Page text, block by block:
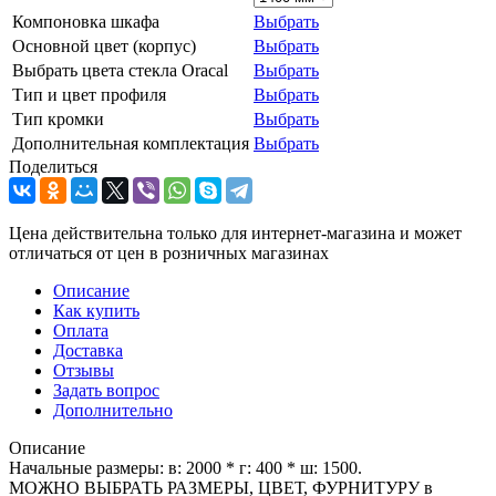
Компоновка шкафа
Выбрать
Основной цвет (корпус)
Выбрать
Выбрать цвета стекла Oracal
Выбрать
Тип и цвет профиля
Выбрать
Тип кромки
Выбрать
Дополнительная комплектация Выбрать
Поделиться
Цена действительна только для интернет-магазина и может
отличаться от цен в розничных магазинах
Описание
Как купить
Оплата
Доставка
Отзывы
Задать вопрос
Дополнительно
Описание
Начальные размеры: в: 2000 * г: 400 * ш: 1500.
МОЖНО ВЫБРАТЬ РАЗМЕРЫ, ЦВЕТ, ФУРНИТУРУ в